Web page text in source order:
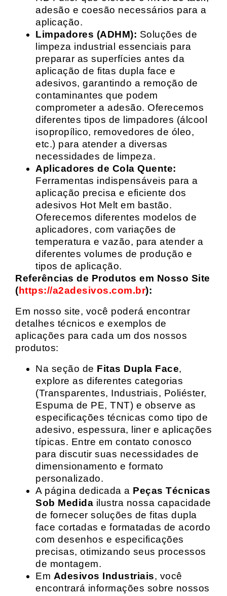
adesão e coesão necessários para a
aplicação.
Limpadores (ADHM): Soluções de
limpeza industrial essenciais para
preparar as superfícies antes da
aplicação de fitas dupla face e
adesivos, garantindo a remoção de
contaminantes que podem
comprometer a adesão. Oferecemos
diferentes tipos de limpadores (álcool
isopropílico, removedores de óleo,
etc.) para atender a diversas
necessidades de limpeza.
Aplicadores de Cola Quente:
Ferramentas indispensáveis para a
aplicação precisa e eficiente dos
adesivos Hot Melt em bastão.
Oferecemos diferentes modelos de
aplicadores, com variações de
temperatura e vazão, para atender a
diferentes volumes de produção e
tipos de aplicação.
Referências de Produtos em Nosso Site
(https://a2adesivos.com.br):
Em nosso site, você poderá encontrar
detalhes técnicos e exemplos de
aplicações para cada um dos nossos
produtos:
Na seção de Fitas Dupla Face,
explore as diferentes categorias
(Transparentes, Industriais, Poliéster,
Espuma de PE, TNT) e observe as
especificações técnicas como tipo de
adesivo, espessura, liner e aplicações
típicas. Entre em contato conosco
para discutir suas necessidades de
dimensionamento e formato
personalizado.
A página dedicada a Peças Técnicas
Sob Medida ilustra nossa capacidade
de fornecer soluções de fitas dupla
face cortadas e formatadas de acordo
com desenhos e especificações
precisas, otimizando seus processos
de montagem.
Em Adesivos Industriais, você
encontrará informações sobre nossos